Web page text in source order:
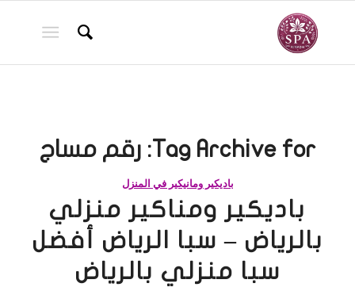
Tag Archive for: رقم مساج
باديكير ومانيكير في المنزل
باديكير ومناكير منزلي
بالرياض – سبا الرياض أفضل
سبا منزلي بالرياض